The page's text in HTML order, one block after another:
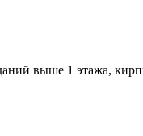
выше 1 этажа,